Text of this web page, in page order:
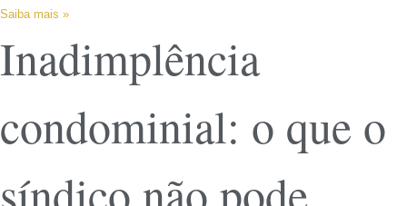
Saiba mais »
Inadimplência
condominial: o que o